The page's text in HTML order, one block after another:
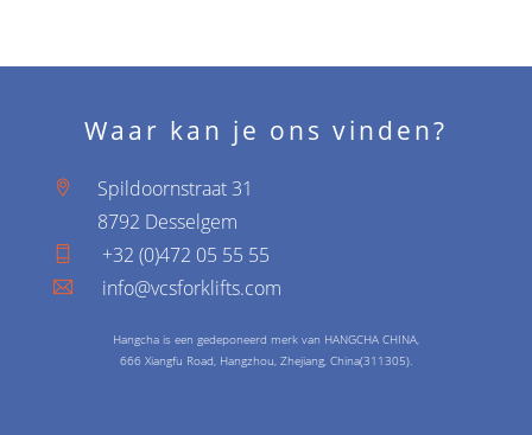
Waar kan je ons vinden?
Spildoornstraat 31
8792 Desselgem
+32 (0)472 05 55 55
info@vcsforklifts.com
Hangcha is een gedeponeerd merk van HANGCHA CHINA,
666 Xiangfu Road, Hangzhou, Zhejiang, China(311305).